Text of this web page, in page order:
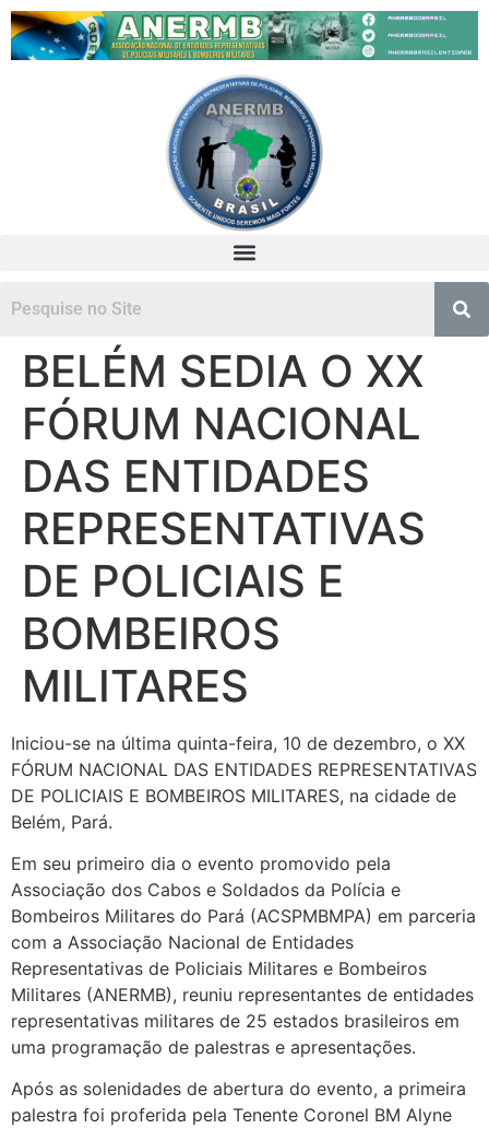
BELÉM SEDIA O XX
FÓRUM NACIONAL
DAS ENTIDADES
REPRESENTATIVAS
DE POLICIAIS E
BOMBEIROS
MILITARES
Iniciou-se na última quinta-feira, 10 de dezembro, o XX
FÓRUM NACIONAL DAS ENTIDADES REPRESENTATIVAS
DE POLICIAIS E BOMBEIROS MILITARES, na cidade de
Belém, Pará.
Em seu primeiro dia o evento promovido pela
Associação dos Cabos e Soldados da Polícia e
Bombeiros Militares do Pará (ACSPMBMPA) em parceria
com a Associação Nacional de Entidades
Representativas de Policiais Militares e Bombeiros
Militares (ANERMB), reuniu representantes de entidades
representativas militares de 25 estados brasileiros em
uma programação de palestras e apresentações.
Após as solenidades de abertura do evento, a primeira
palestra foi proferida pela Tenente Coronel BM Alyne